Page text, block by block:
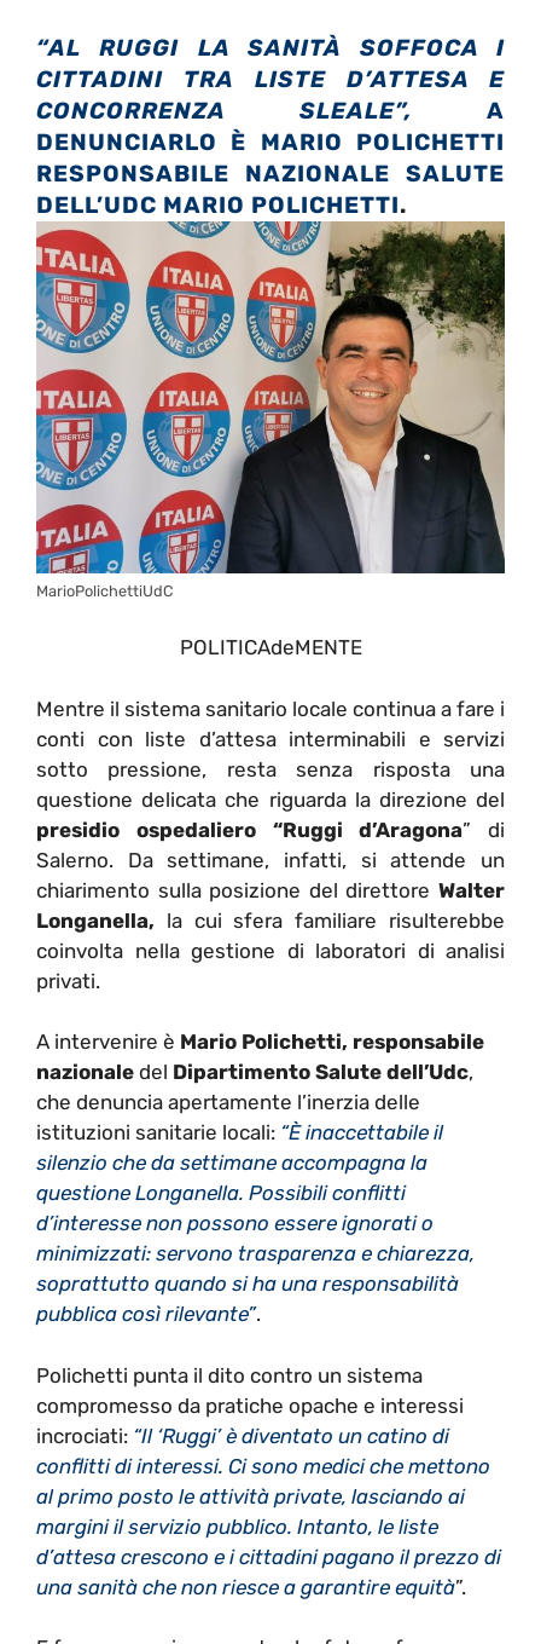
“AL RUGGI LA SANITÀ SOFFOCA I
CITTADINI TRA LISTE D’ATTESA E
CONCORRENZA SLEALE”, A
DENUNCIARLO È MARIO POLICHETTI
RESPONSABILE NAZIONALE SALUTE
DELL’UDC MARIO POLICHETTI.
MarioPolichettiUdC
POLITICAdeMENTE
Mentre il sistema sanitario locale continua a fare i
conti con liste d’attesa interminabili e servizi
sotto pressione, resta senza risposta una
questione delicata che riguarda la direzione del
presidio ospedaliero “Ruggi d’Aragona” di
Salerno. Da settimane, infatti, si attende un
chiarimento sulla posizione del direttore Walter
Longanella, la cui sfera familiare risulterebbe
coinvolta nella gestione di laboratori di analisi
privati.
A intervenire è Mario Polichetti, responsabile
nazionale del Dipartimento Salute dell’Udc,
che denuncia apertamente l’inerzia delle
istituzioni sanitarie locali: “È inaccettabile il
silenzio che da settimane accompagna la
questione Longanella. Possibili conflitti
d’interesse non possono essere ignorati o
minimizzati: servono trasparenza e chiarezza,
soprattutto quando si ha una responsabilità
pubblica così rilevante”.
Polichetti punta il dito contro un sistema
compromesso da pratiche opache e interessi
incrociati: “Il ‘Ruggi’ è diventato un catino di
conflitti di interessi. Ci sono medici che mettono
al primo posto le attività private, lasciando ai
margini il servizio pubblico. Intanto, le liste
d’attesa crescono e i cittadini pagano il prezzo di
una sanità che non riesce a garantire equità”.